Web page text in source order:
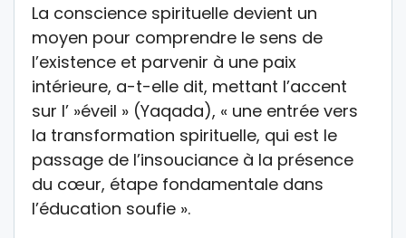
La conscience spirituelle devient un
moyen pour comprendre le sens de
l’existence et parvenir à une paix
intérieure, a-t-elle dit, mettant l’accent
sur l’ »éveil » (Yaqada), « une entrée vers
la transformation spirituelle, qui est le
passage de l’insouciance à la présence
du cœur, étape fondamentale dans
l’éducation soufie ».